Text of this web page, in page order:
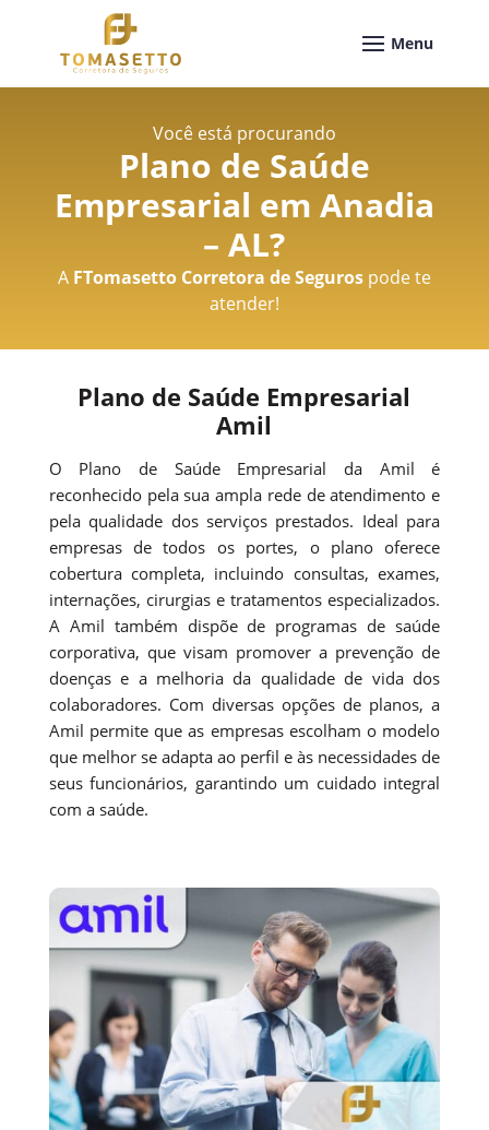
Você está procurando
Plano de Saúde
Empresarial em Anadia
– AL?
A FTomasetto Corretora de Segurospode te
atender!
Plano de Saúde Empresarial
Amil
O Plano de Saúde Empresarial da Amil é
reconhecido pela sua ampla rede de atendimento e
pela qualidade dos serviços prestados. Ideal para
empresas de todos os portes, o plano oferece
cobertura completa, incluindo consultas, exames,
internações, cirurgias e tratamentos especializados.
A Amil também dispõe de programas de saúde
corporativa, que visam promover a prevenção de
doenças e a melhoria da qualidade de vida dos
colaboradores. Com diversas opções de planos, a
Amil permite que as empresas escolham o modelo
que melhor se adapta ao perfil e às necessidades de
seus funcionários, garantindo um cuidado integral
com a saúde.